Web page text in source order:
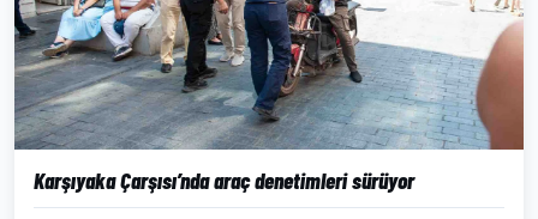
Karşıyaka Çarşısı’nda araç denetimleri sürüyor